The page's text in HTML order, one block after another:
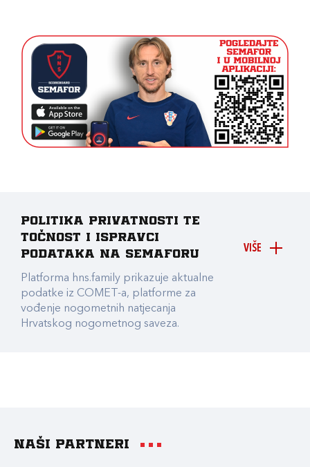
VIŠE
Politika privatnosti te
točnost i ispravci
podataka na Semaforu
Platforma hns.family prikazuje aktualne
podatke iz COMET-a, platforme za
vođenje nogometnih natjecanja
Hrvatskog nogometnog saveza.
Naši partneri